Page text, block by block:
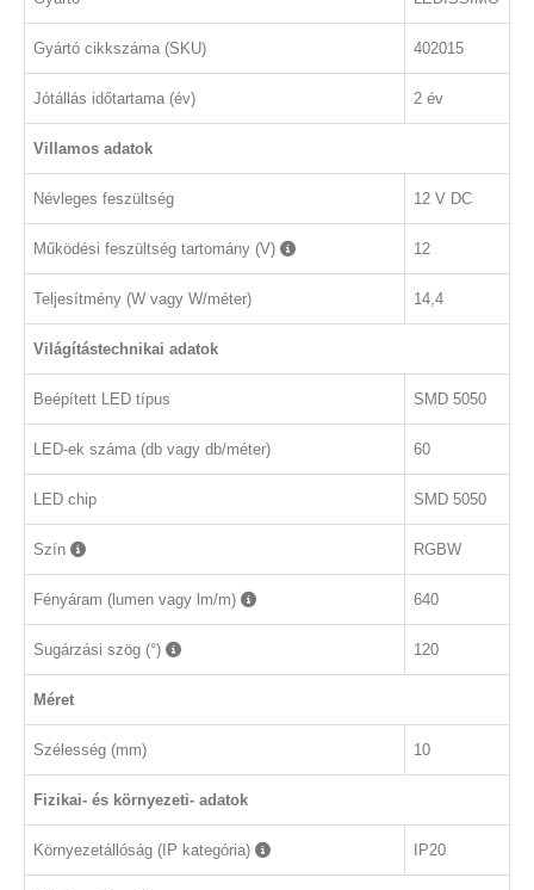
Gyártó cikkszáma (SKU) 402015
Jótállás időtartama (év) 2 év
Villamos adatok
Névleges feszültség 12 V DC
Működési feszültség tartomány (V) 12
Teljesítmény (W vagy W/méter) 14,4
Világítástechnikai adatok
Beépített LED típus SMD 5050
LED-ek száma (db vagy db/méter) 60
LED chip SMD 5050
Szín RGBW
Fényáram (lumen vagy lm/m) 640
Sugárzási szög (°) 120
Méret
Szélesség (mm) 10
Fizikai- és környezeti- adatok
Környezetállóság (IP kategória) IP20